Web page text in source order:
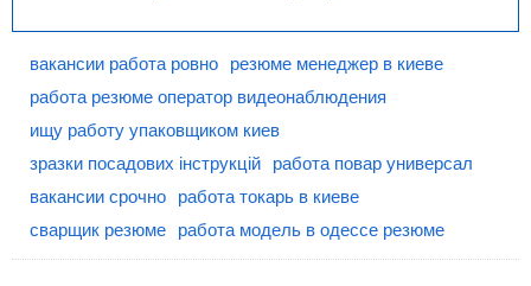
вакансии работа ровно
резюме менеджер в киеве
работа резюме оператор видеонаблюдения
ищу работу упаковщиком киев
зразки посадових інструкцій
работа повар универсал
вакансии срочно
работа токарь в киеве
сварщик резюме
работа модель в одессе резюме